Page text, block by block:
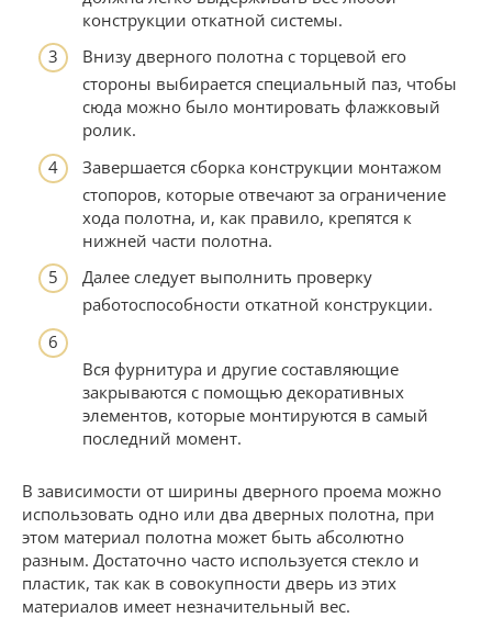
конструкции откатной системы.
Внизу дверного полотна с торцевой его
стороны выбирается специальный паз, чтобы
сюда можно было монтировать флажковый
ролик.
Завершается сборка конструкции монтажом
стопоров, которые отвечают за ограничение
хода полотна, и, как правило, крепятся к
нижней части полотна.
Далее следует выполнить проверку
работоспособности откатной конструкции.
Вся фурнитура и другие составляющие
закрываются с помощью декоративных
элементов, которые монтируются в самый
последний момент.
В зависимости от ширины дверного проема можно
использовать одно или два дверных полотна, при
этом материал полотна может быть абсолютно
разным. Достаточно часто используется стекло и
пластик, так как в совокупности дверь из этих
материалов имеет незначительный вес.